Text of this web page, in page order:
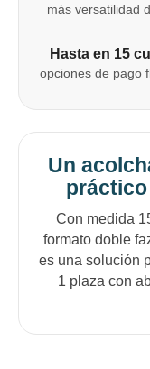
más versatilidad
Hasta en 15
opciones de pago
Un
Con medida
formato doble
es una solución
1 plaza con